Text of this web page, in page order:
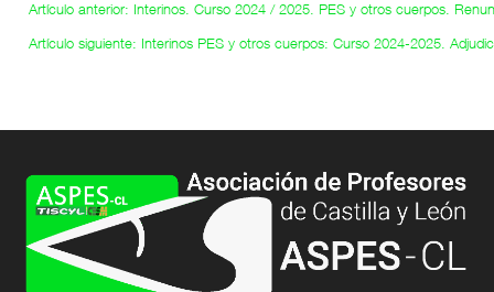
Artículo anterior: Interinos. Curso 2024 / 2025. PES y otros cuerpos.
Artículo siguiente: Interinos PES y otros cuerpos: Curso 2024-2025.